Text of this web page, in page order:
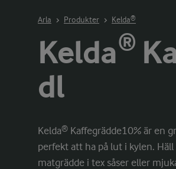
Arla Produkter Kelda®
Kelda®
dl
Kelda® Kaffegrädde10% är en
perfekt att ha på lut i kylen.
matgrädde i tex såser eller